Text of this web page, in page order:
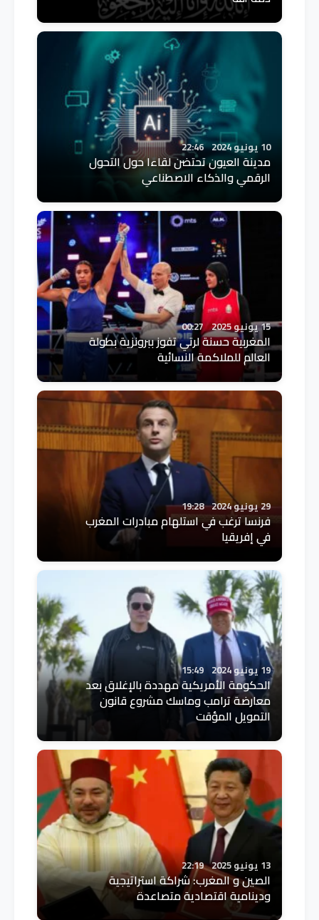
10 يونيو 2024 22:46
مدينة العيون تحتضن لقاءا حول التحول
الرقمي والذكاء الاصطناعي
15 يونيو 2025 00:27
المغربية حسنة لرتي تفوز ببرونزية بطولة
العالم للملاكمة النسائية
29 يونيو 2024 19:28
فرنسا ترغب في استلهام مبادرات المغرب
في إفريقيا
19 يونيو 2024 15:49
الحكومة الأمريكية مهددة بالإغلاق بعد
معارضة ترامب وماسك مشروع قانون
التمويل المؤقت
13 يونيو 2025 22:19
الصين و المغرب: شراكة استراتيجية
ودينامية اقتصادية متصاعدة